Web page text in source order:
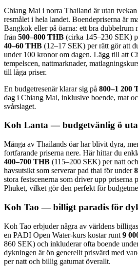
Chiang Mai i norra Thailand är utan tvekan
resmålet i hela landet. Boendepriserna är
Bangkok eller på öarna: ett bra dubbelrum
från 500–800 THB (cirka 145–230 SEK)
40–60 THB (12–17 SEK) per rätt gör att
under 100 kronor om dagen. Lägg till att
tempelscen, nattmarknader,
till låga priser.
En budgetresenär klarar sig på 800–1 200
dag i Chiang Mai, inklusive boende, mat
svårslaget.
Koh Lanta — budgetvänlig ö
Många av Thailands öar har blivit dyra,
fortfarande priserna nere. Här hittar du
400–700 THB (115–200 SEK) per natt
havsutsikt som serverar pad thai för under
stora festscenerna som driver upp priserna
Phuket, vilket gör den perfekt för
Koh Tao — billigt paradis för
Koh Tao erbjuder några av världens
en PADI Open Water-kurs kostar runt 9
860 SEK) och inkluderar ofta boende
dykningen är ön generellt prisvärd med
per natt och billig gatumat överallt.